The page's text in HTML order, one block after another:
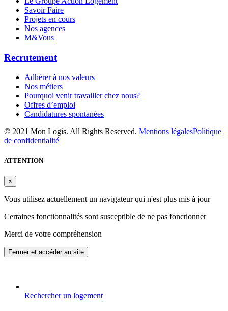
Savoir Faire
Projets en cours
Nos agences
M&Vous
Recrutement
Adhérer à nos valeurs
Nos métiers
Pourquoi venir travailler chez nous?
Offres d’emploi
Candidatures spontanées
© 2021 Mon Logis. All Rights Reserved. Mentions légalesPolitique
de confidentialité
ATTENTION
×
Vous utilisez actuellement un navigateur qui n'est plus mis à jour
Certaines fonctionnalités sont susceptible de ne pas fonctionner
Merci de votre compréhension
Fermer et accéder au site
Rechercher un logement